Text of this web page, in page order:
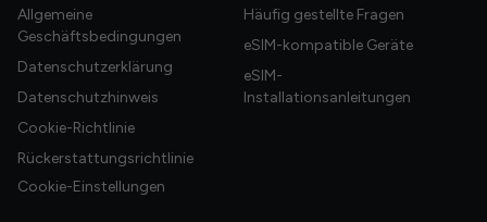
Allgemeine
Geschäftsbedingungen
Datenschutzerklärung
Datenschutzhinweis
Cookie-Richtlinie
Rückerstattungsrichtlinie
Cookie-Einstellungen
Häufig gestellte Fragen
eSIM-kompatible Geräte
eSIM-
Installationsanleitungen